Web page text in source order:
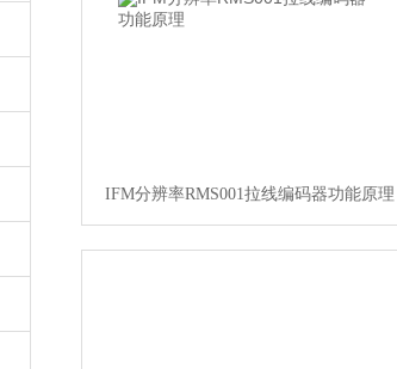
IFM分辨率RMS001拉线编码器功能原理